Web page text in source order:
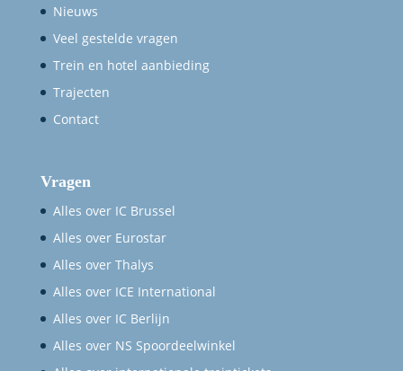
Nieuws
Veel gestelde vragen
Trein en hotel aanbieding
Trajecten
Contact
Vragen
Alles over IC Brussel
Alles over Eurostar
Alles over Thalys
Alles over ICE International
Alles over IC Berlijn
Alles over NS Spoordeelwinkel